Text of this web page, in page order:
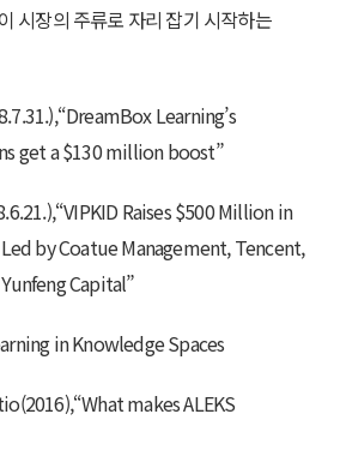
시장의 주류로 자리 잡기 시작하는
Learning’s
get a $130 million boost”
Raises $500 Million in
by Coatue Management, Tencent,
Capital”
in Knowledge Spaces
makes ALEKS